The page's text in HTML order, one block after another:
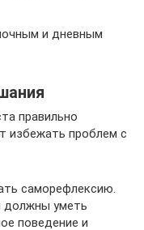
и дневным
правильно
избежать проблем с
саморефлексию.
должны уметь
поведение и